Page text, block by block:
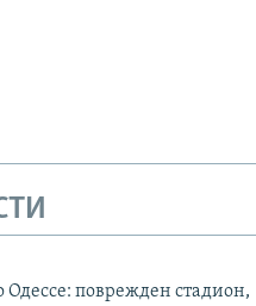
Одессе: поврежден стадион,